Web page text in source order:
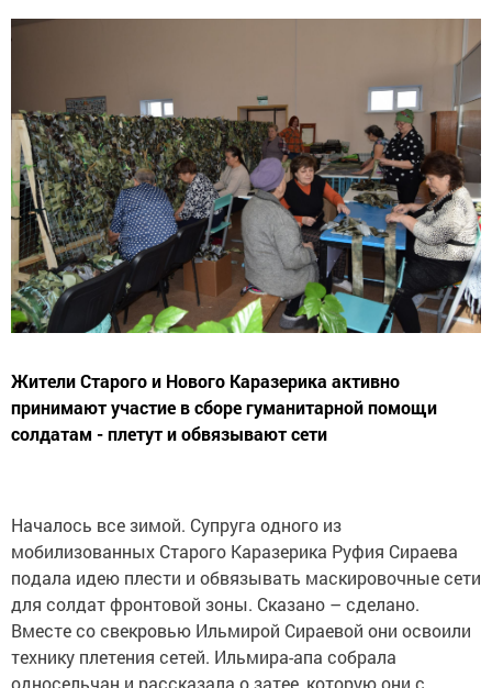
Жители Старого и Нового Каразерика активно
принимают участие в сборе гуманитарной помощи
солдатам - плетут и обвязывают сети
Началось все зимой. Супруга одного из
мобилизованных Старого Каразерика Руфия Сираева
подала идею плести и обвязывать маскировочные сети
для солдат фронтовой зоны. Сказано – сделано.
Вместе со свекровью Ильмирой Сираевой они освоили
технику плетения сетей. Ильмира-апа собрала
односельчан и рассказала о затее, которую они с